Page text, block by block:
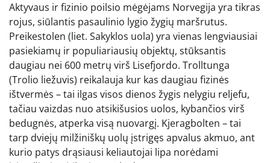
Aktyvaus ir fizinio poilsio mėgėjams Norvegija yra tikras
rojus, siūlantis pasaulinio lygio žygių maršrutus.
Preikestolen (liet. Sakyklos uola) yra vienas lengviausiai
pasiekiamų ir populiariausių objektų, stūksantis
daugiau nei 600 metrų virš Lisefjordo. Trolltunga
(Trolio liežuvis) reikalauja kur kas daugiau fizinės
ištvermės – tai ilgas visos dienos žygis nelygiu reljefu,
tačiau vaizdas nuo atsikišusios uolos, kybančios virš
bedugnės, atperka visą nuovargį. Kjeragbolten – tai
tarp dviejų milžiniškų uolų įstrigęs apvalus akmuo, ant
kurio patys drąsiausi keliautojai lipa norėdami